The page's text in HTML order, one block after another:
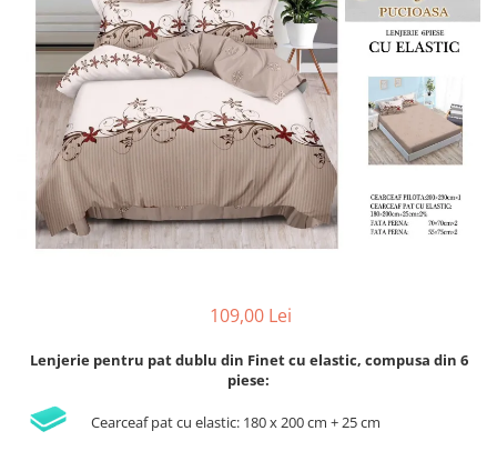
Lenjerii de pat Bumbac Poplin
Lenjerii de pat Catifea
Lenjerii de pat Damasc
Lenjerii de pat Finet + 2 Draperii
Lenjerii de pat Finet cu PLIURI
Lenjerii de pat finet Home
Lenjerii de pat Saten 4 piese cu
109,00 Lei
Lenjerie pentru pat dublu din Finet cu elastic, compusa din 6
piese:
Cearceaf pat cu elastic: 180 x 200 cm + 25 cm